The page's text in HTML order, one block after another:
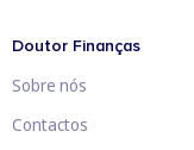
Doutor Finanças
Sobre nós
Contactos